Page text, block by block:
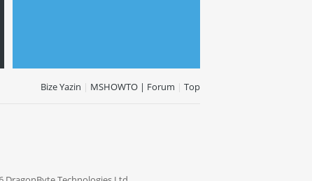
Bize Yazin | MSHOWTO | Forum | Top